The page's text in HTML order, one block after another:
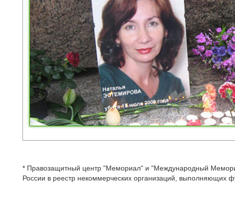
* Правозащитный центр "Мемориал" и "Международный
России в реестр некоммерческих организаций, выполняющих